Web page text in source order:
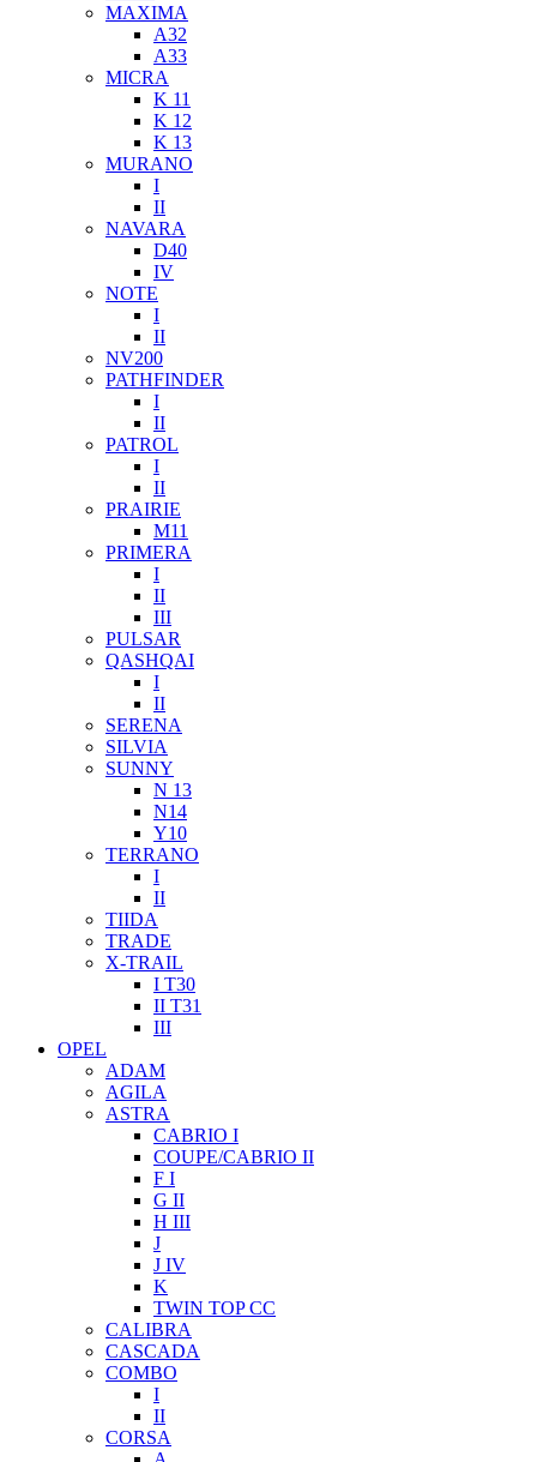
MAXIMA
A32
A33
MICRA
K 11
K 12
K 13
MURANO
I
II
NAVARA
D40
IV
NOTE
I
II
NV200
PATHFINDER
I
II
PATROL
I
II
PRAIRIE
M11
PRIMERA
I
II
III
PULSAR
QASHQAI
I
II
SERENA
SILVIA
SUNNY
N 13
N14
Y10
TERRANO
I
II
TIIDA
TRADE
X-TRAIL
I T30
II T31
III
OPEL
ADAM
AGILA
ASTRA
CABRIO I
COUPE/CABRIO II
F I
G II
H III
J
J IV
K
TWIN TOP CC
CALIBRA
CASCADA
COMBO
I
II
CORSA